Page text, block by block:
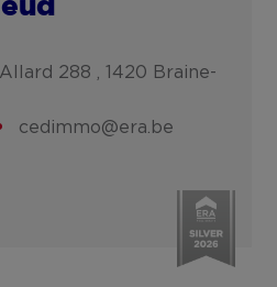
288 ,1420 Braine-
cedimmo@era.be